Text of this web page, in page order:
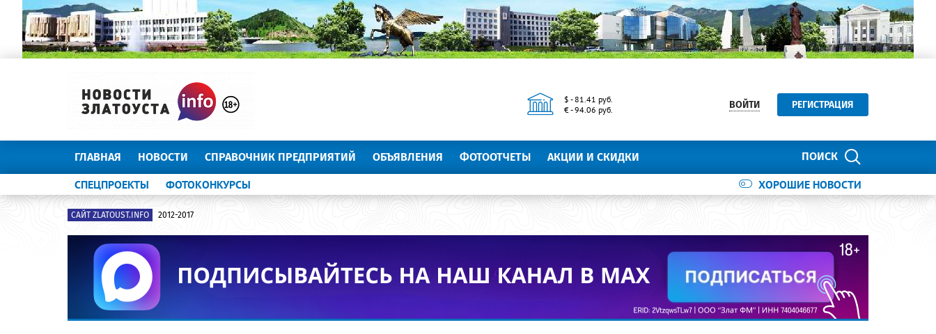
$ - 81.41 руб.
€ - 94.06 руб.
ВОЙТИ РЕГИСТРАЦИЯ
ПОИСК
ГЛАВНАЯ НОВОСТИ СПРАВОЧНИК ПРЕДПРИЯТИЙ ОБЪЯВЛЕНИЯ ФОТООТЧЕТЫ АКЦИИ И СКИДКИ
ХОРОШИЕ НОВОСТИ
СПЕЦПРОЕКТЫ ФОТОКОНКУРСЫ
САЙТ ZLATOUST.INFO 2012-2017